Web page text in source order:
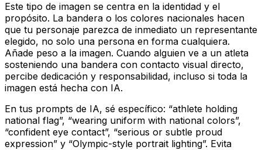
Este tipo de imagen se centra en la identidad y el
propósito. La bandera o los colores nacionales hacen
que tu personaje parezca de inmediato un representante
elegido, no solo una persona en forma cualquiera.
Añade peso a la imagen. Cuando alguien ve a un atleta
sosteniendo una bandera con contacto visual directo,
percibe dedicación y responsabilidad, incluso si toda la
imagen está hecha con IA.
En tus prompts de IA, sé específico: “athlete holding
national flag”, “wearing uniform with national colors”,
“confident eye contact”, “serious or subtle proud
expression” y “Olympic-style portrait lighting”. Evita